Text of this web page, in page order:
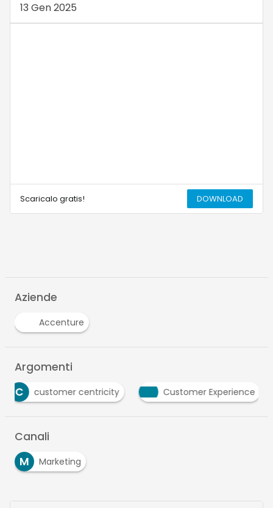
13 Gen 2025
Scaricalo gratis! DOWNLOAD
Aziende
Accenture
Argomenti
C
customer centricity Customer Experience
Canali
M
Marketing